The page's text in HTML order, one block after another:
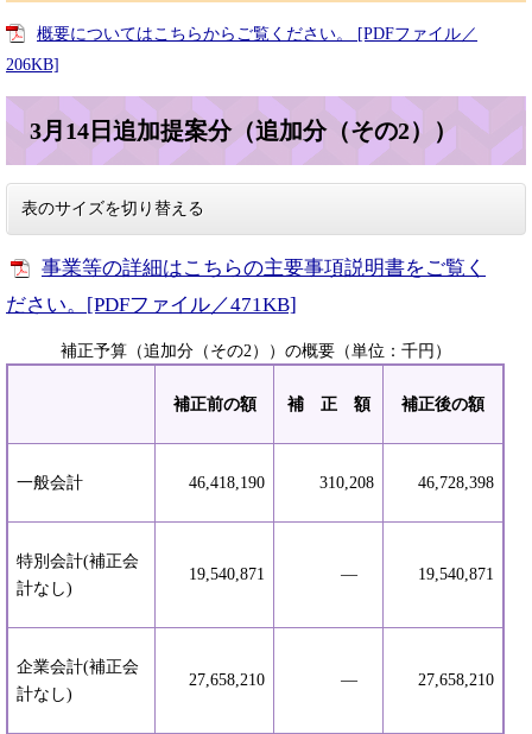
概要についてはこちらからご覧ください。 [PDFファイル／
206KB]
3月14日追加提案分（追加分（その2））
表のサイズを切り替える
事業等の詳細はこちらの主要事項説明書をご覧く
ださい。[PDFファイル／471KB]
補正予算（追加分（その2））の概要（単位：千円）
補正前の額 補 正 額 補正後の額
一般会計 46,418,190 310,208 46,728,398
特別会計(補正会
計なし)
19,540,871 ― 19,540,871
企業会計(補正会
計なし)
27,658,210 ― 27,658,210